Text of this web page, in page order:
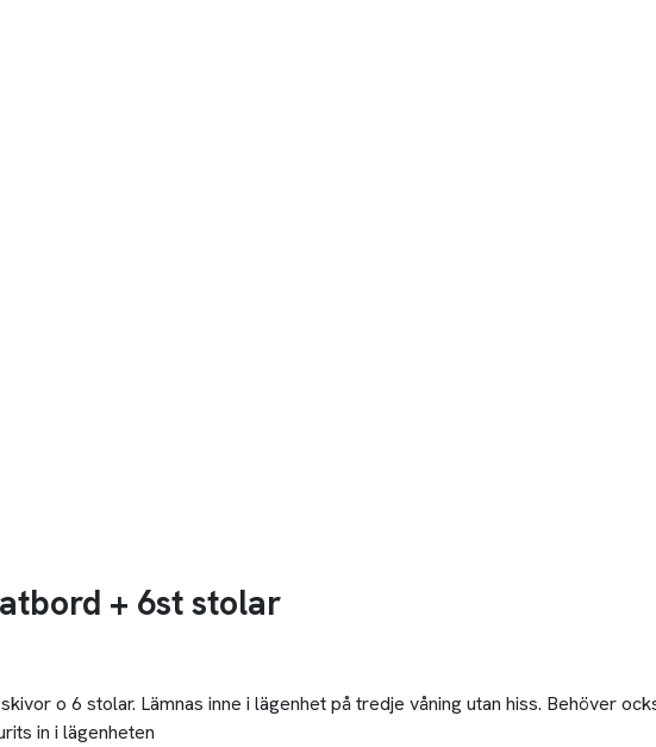
+ 6st stolar
o 6 stolar. Lämnas inne i lägenhet på tredje våning utan hiss. Behöver
in i lägenheten